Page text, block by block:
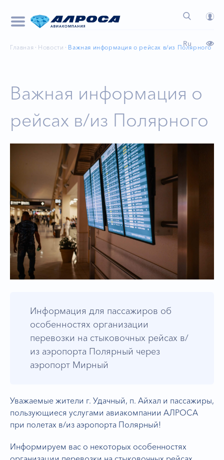
Ru
Главная Новости Важная информация о рейсах в/из Полярного
Важная информация о
рейсах в/из Полярного
Информация для пассажиров об
особенностях организации
перевозки на стыковочных рейсах в/
из аэропорта Полярный через
аэропорт Мирный
Уважаемые жители г. Удачный, п. Айхал и пассажиры,
пользующиеся услугами авиакомпании АЛРОСА
при полетах в/из аэропорта Полярный!
Информируем вас о некоторых особенностях